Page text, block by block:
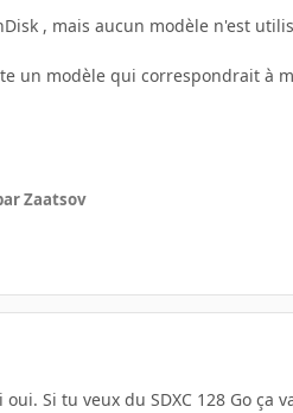
, mais aucun modèle n'est
un modèle qui correspondrait à
Zaatsov
oui. Si tu veux du SDXC 128 Go